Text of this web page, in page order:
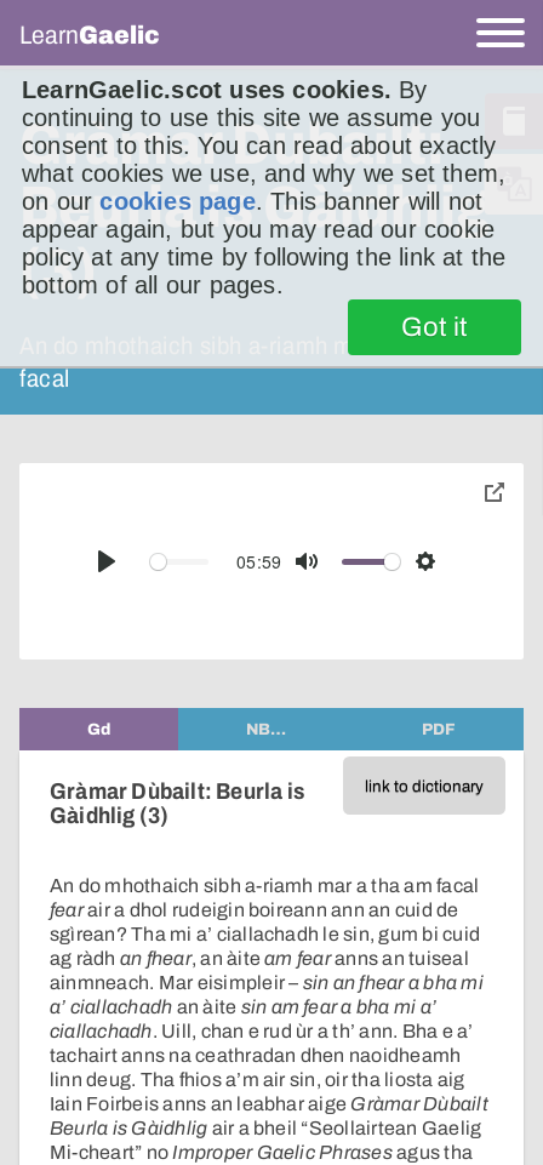
LearnGaelic.scot uses cookies. By
continuing to use this site we assume you
consent to this. You can read about exactly
what cookies we use, and why we set them,
on ourcookies page. This banner will not
appear again, but you may read our cookie
policy at any time by following the link at the
bottom of all our pages.
Got it
LearnGaelic
Gràmar Dùbailt:
Beurla is Gàidhlig
(3)
An do mhothaich sibh a-riamh mar a tha am
facal
Play
05:59
Mute Settings
toggle
Gd NB… PDF
link to dictionary
Gràmar Dùbailt: Beurla is
Gàidhlig (3)
An do mhothaich sibh a-riamh mar a tha am facal
fearair a dhol rudeigin boireann ann an cuid de
sgìrean? Tha mi a’ ciallachadh le sin, gum bi cuid
ag ràdh an fhear, an àiteam fearanns an tuiseal
ainmneach. Mar eisimpleir – sin an fhear a bha mi
a’ ciallachadh an àite sin am fear a bha mi a’
ciallachadh. Uill, chan e rud ùr a th’ ann. Bha e a’
tachairt anns na ceathradan dhen naoidheamh
linn deug. Tha fhios a’m air sin, oir tha liosta aig
Iain Foirbeis anns an leabhar aige Gràmar Dùbailt
Beurla is Gàidhlig air a bheil “Seollairtean Gaelig
Mi-cheart” noImproper Gaelic Phrasesagus tha